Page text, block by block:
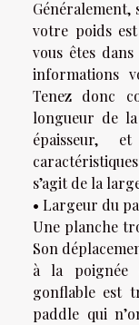
Généralement,
votre poids
vous êtes
informations
Tenez donc
longueur de
épaisseur,
s’agit de la
• Largeur du
Une planche
Son
à la poignée
gonflable est
paddle qui